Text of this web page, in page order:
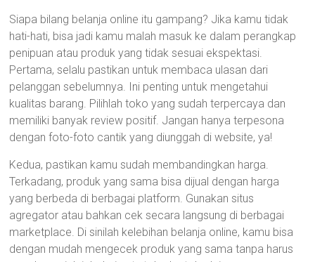
Siapa bilang belanja online itu gampang? Jika kamu tidak
hati-hati, bisa jadi kamu malah masuk ke dalam perangkap
penipuan atau produk yang tidak sesuai ekspektasi.
Pertama, selalu pastikan untuk membaca ulasan dari
pelanggan sebelumnya. Ini penting untuk mengetahui
kualitas barang. Pilihlah toko yang sudah terpercaya dan
memiliki banyak review positif. Jangan hanya terpesona
dengan foto-foto cantik yang diunggah di website, ya!
Kedua, pastikan kamu sudah membandingkan harga.
Terkadang, produk yang sama bisa dijual dengan harga
yang berbeda di berbagai platform. Gunakan situs
agregator atau bahkan cek secara langsung di berbagai
marketplace. Di sinilah kelebihan belanja online, kamu bisa
dengan mudah mengecek produk yang sama tanpa harus